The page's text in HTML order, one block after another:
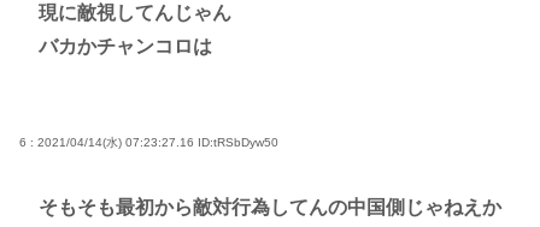
現に敵視してんじゃん
バカかチャンコロは
6 : 2021/04/14(水) 07:23:27.16 ID:tRSbDyw50
そもそも最初から敵対行為してんの中国側じゃねえか